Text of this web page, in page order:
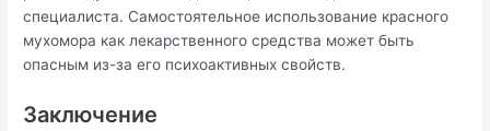
специалиста. Самостоятельное использование красного
мухомора как лекарственного средства может быть
опасным из-за его психоактивных свойств.
Заключение